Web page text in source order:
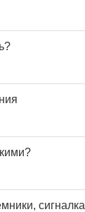
сигналка